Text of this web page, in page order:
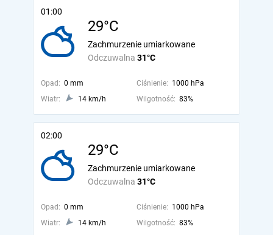
01:00
29°C
Odczuwalna 31°C
Zachmurzenie umiarkowane
Opad: 0 mm Ciśnienie: 1000 hPa
Wiatr:
14 km/h Wilgotność: 83%
02:00
29°C
Odczuwalna 31°C
Zachmurzenie umiarkowane
Opad: 0 mm Ciśnienie: 1000 hPa
Wiatr:
14 km/h Wilgotność: 83%